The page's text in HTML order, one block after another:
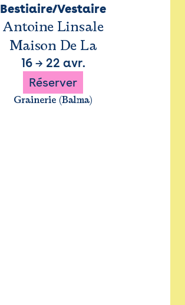
Bestiaire/Vestaire
Antoine Linsale
Maison De La
16→ 22 avr.
Réserver
Grainerie (Balma)